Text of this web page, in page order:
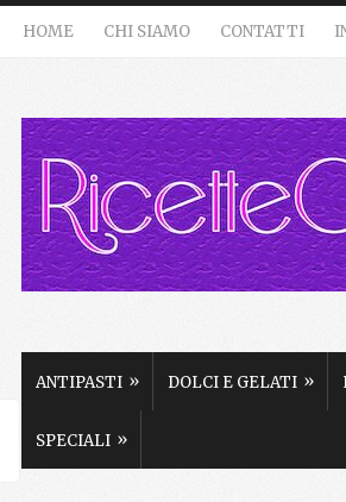
HOME CHI SIAMO CONTATTI
ANTIPASTI » DOLCI E GELATI »
SPECIALI »